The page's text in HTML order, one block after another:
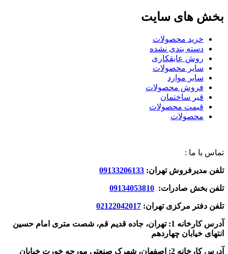
بخش های سایت
خرید محصولات
دسته بندی نشده
روش عایقکاری
سایر محصولات
سایر موارد
فروش محصولات
قیر ساختمان
قیمت محصولات
محصولات
تماس با ما :
تلفن مدیرفروش تهران: 09133206133
تلفن بخش صادرات: 09134053810
تلفن دفتر مرکزی تهران: 02122042017
آدرس کارخانه 1: تهران، جاده قدیم قم، شصت متری امام حسین
انتهای خیابان چهاردهم
آدرس کارخانه 2: اصفهان، شهرک صنعتی مورچه خورت خیابان